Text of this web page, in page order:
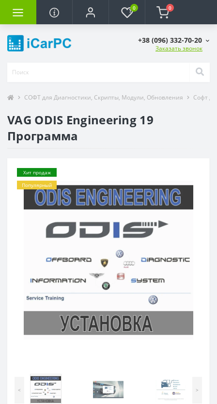
0 0
+38 (096) 332-70-20
Заказать звонок
СОФТ для Диагностики, Скрипты, Модули, Обновления Софт
VAG ODIS Engineering 19
Программа
Хит продаж
Популярный
< >